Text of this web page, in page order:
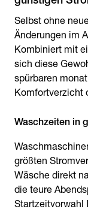
Selbst ohne
Änderungen im
Kombiniert mit
sich diese
spürbaren
Komfortverzicht
Waschzeiten in
größten
Wäsche direkt
die teure
Startzeitvorwahl